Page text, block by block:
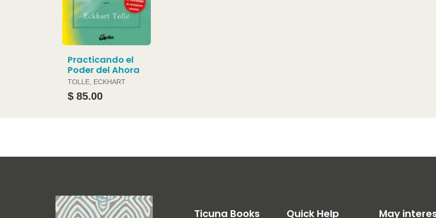
Practicando el
Poder del Ahora
TOLLE, ECKHART
$ 85.00
Ticuna Books Quick Help May